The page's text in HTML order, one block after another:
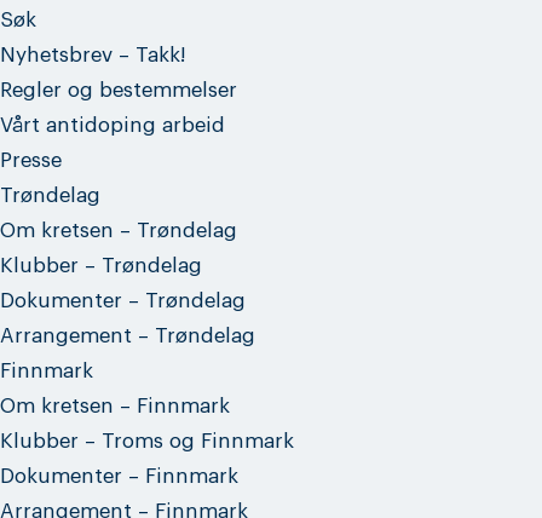
Søk
Nyhetsbrev – Takk!
Regler og bestemmelser
Vårt antidoping arbeid
Presse
Trøndelag
Om kretsen – Trøndelag
Klubber – Trøndelag
Dokumenter – Trøndelag
Arrangement – Trøndelag
Finnmark
Om kretsen – Finnmark
Klubber – Troms og Finnmark
Dokumenter – Finnmark
Arrangement – Finnmark